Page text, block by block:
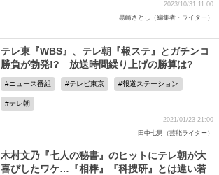
2023/10/31 11:00
黒崎さとし（編集者・ライター）
テレ東『WBS』、テレ朝『報ステ』とガチンコ
勝負が勃発!? 放送時間繰り上げの勝算は?
ニュース番組 テレビ東京 報道ステーション
テレ朝
2021/01/23 21:00
田中七男（芸能ライター）
木村文乃『七人の秘書』のヒットにテレ朝が大
喜びしたワケ…『相棒』『科捜研』とは違い若